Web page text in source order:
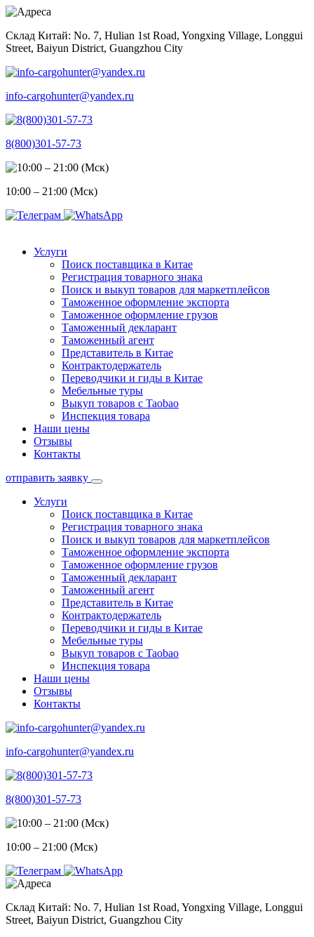
Skip
content
Склад Китай: No. 7, Hulian 1st Road, Yongxing Village, Longgui
Street, Baiyun District, Guangzhou City
info-cargohunter@yandex.ru
8(800)301-57-73
10:00 – 21:00 (Мск)
Услуги
Поиск поставщика в Китае
Регистрация товарного знака
Поиск и выкуп товаров для маркетплейсов
Таможенное оформление экспорта
Таможенное оформление грузов
Таможенный декларант
Таможенный агент
Представитель в Китае
Контрактодержатель
Переводчики и гиды в Китае
Мебельные туры
Выкуп товаров с Taobao
Инспекция товара
Наши цены
Отзывы
Контакты
отправить заявку
Услуги
Поиск поставщика в Китае
Регистрация товарного знака
Поиск и выкуп товаров для маркетплейсов
Таможенное оформление экспорта
Таможенное оформление грузов
Таможенный декларант
Таможенный агент
Представитель в Китае
Контрактодержатель
Переводчики и гиды в Китае
Мебельные туры
Выкуп товаров с Taobao
Инспекция товара
Наши цены
Отзывы
Контакты
info-cargohunter@yandex.ru
8(800)301-57-73
10:00 – 21:00 (Мск)
Склад Китай: No. 7, Hulian 1st Road, Yongxing Village, Longgui
Street, Baiyun District, Guangzhou City